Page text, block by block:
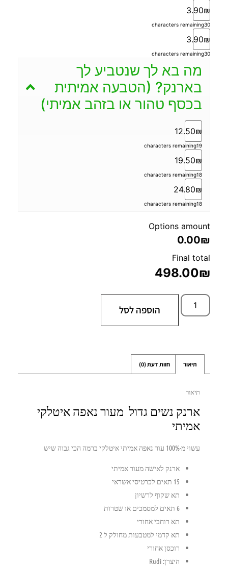
3.90₪
30
characters remaining
3.90₪
30
characters remaining
מה בא לך שנטביע לך
בארנק? (הטבעה אמיתית
בכסף טהור או בזהב אמיתי)
12.50₪
19
characters remaining
19.50₪
18
characters remaining
24.80₪
18
characters remaining
Options amount
0.00₪
Final total
498.00₪
הוספה לסל
תיאור חוות דעת (0)
תיאור
ארנק נשים גדול מעור נאפה איטלקי
אמיתי
עשוי מ-100% עור נאפה אמיתי איטלקי ברמה הכי גבוה שיש
ארנק לאישה מעור אמיתי
15 תאים לכרטיסי אשראי
תא שקוף לרשיון
6 תאים למסמכים או שטרות
תא רוחבי אחורי
תא קדמי למטבעות מחולק ל 2
רוכסן אחורי
היצרן: Rudi